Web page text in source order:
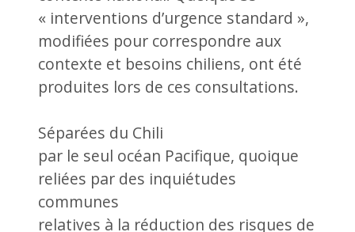
« interventions d’urgence standard »,
modifiées pour correspondre aux
contexte et besoins chiliens, ont été
produites lors de ces consultations.
Séparées du Chili
par le seul océan Pacifique, quoique
reliées par des inquiétudes
communes
relatives à la réduction des risques de